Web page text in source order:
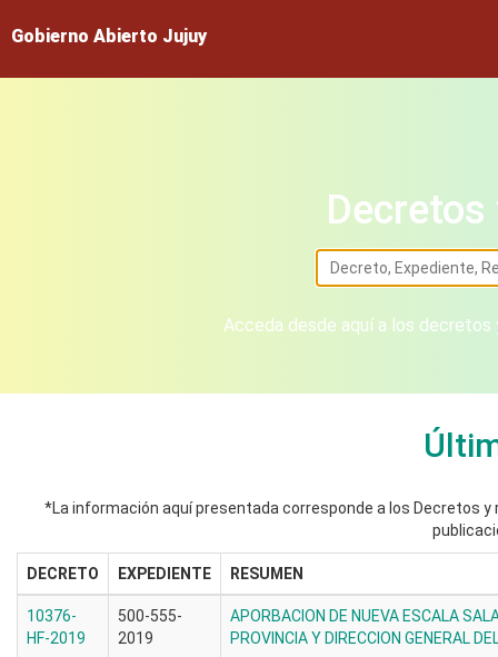
Gobierno Abierto Jujuy
Acceda desde aquí a los
*La información aquí presentada corresponde a los Decretos
DECRETO EXPEDIENTE RESUMEN
10376-
HF-2019
500-555-
2019
APORBACION DE NUEVA ESCALA
PROVINCIA Y DIRECCION GENERAL